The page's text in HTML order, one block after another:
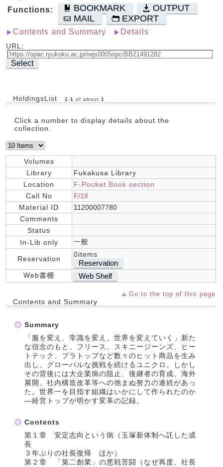
Functions:
BOOKMARK
OUTPUT
MAIL
EXPORT
Contents and Summary Details
URL:
Select
HoldingsList 1 -1 of about 1
Click a number to display details about the
collection.
Volumes
Library
Fukakusa Library
Location
F-Pocket Book section
Call No
F/18
Material ID
11200007780
Comments
Status
In-Lib only
一般
Reservation
0items
Reservation
Web書棚 Web Shelf
Go to the top of this page
Contents and Summary
Summary
「服を変え、常識を変え、世界を変えていく」新た
な信念のもと、フリース、スキニージーンズ、ヒー
トテック、ブラトップなど数々のヒット商品を生み
出し、グローバルな挑戦を続けるユニクロ。しかし
その背後には大企業病の阻止、後継者の育成、海外
展開、社内構造改革等への弛まぬ努力の連続があっ
た。世界一を目指す組織はいかにして作られたのか
―経営トップが明かす変革の記録。
Contents
第１章 安定志向という病（玉塚新体制へ託した成
長
３年ぶりの社長復帰 ほか）
第２章 「第二創業」の悪戦苦闘（なぜ再度、社長